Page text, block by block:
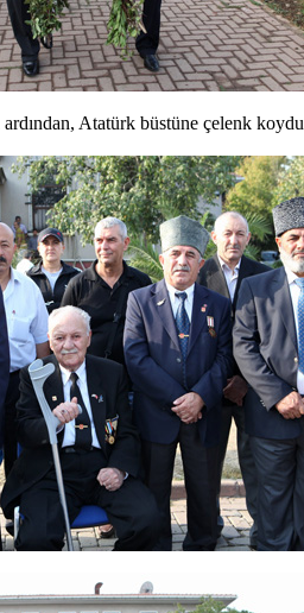
Atatürk büstüne çelenk